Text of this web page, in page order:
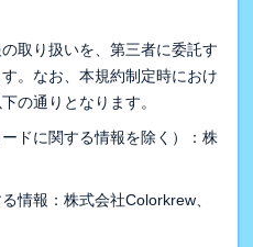
取り扱いを、第三者に委託す
。なお、本規約制定時におけ
の通りとなります。
ドに関する情報を除く）：株
情報：株式会社Colorkrew、